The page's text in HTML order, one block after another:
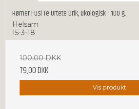
Rømer Fusi Te Urtete Drik, Økologisk - 100 g.
Helsam
15-3-18
100,00 DKK
79,00 DKK
Vis produkt